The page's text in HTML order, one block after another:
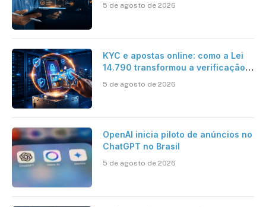
5 de agosto de 2026
KYC e apostas online: como a Lei
14.790 transformou a verificação
brasileiro
5 de agosto de 2026
OpenAI inicia piloto de anúncios no
ChatGPT no Brasil
5 de agosto de 2026